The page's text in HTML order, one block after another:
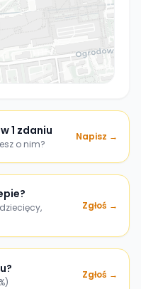
1 zdaniu
o nim?
Napisz →
Zgłoś →
Zgłoś →